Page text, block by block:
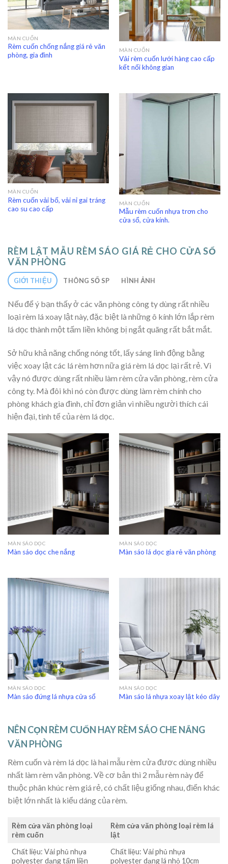
MÀN CUỐN
Rèm cuốn chống nắng giá rẻ văn
phòng, gia đình
MÀN CUỐN
Vải rèm cuốn lưới hàng cao cấp
kết nối không gian
MÀN CUỐN
Rèm cuốn vải bố, vải nỉ gai tráng
cao su cao cấp
MÀN CUỐN
Mẫu rèm cuốn nhựa trơn cho
cửa sổ, cửa kính.
RÈM LẬT MẪU RÈM SÁO GIÁ RẺ CHO CỬA SỔ
VĂN PHÒNG
GIỚI THIỆU THÔNG SỐ SP HÌNH ẢNH
Nếu để ý bạn thấy ở các văn phòng công ty dùng rất nhiều
loại rèm lá xoay lật này, đặc biệt là những ô kính lớn lắp rèm
lá dọc thành một tấm liền không bị ngắt quãng rất bắt mắt.
Sở hữu khả năng chống nóng tốt, lấy sáng linh động bằng
việc xoay lật các lá rèm hơn nữa giá rèm lá dọc lại rất rẻ. Vì
vậy nó được dùng rất nhiều làm rèm cửa văn phòng, rèm cửa
công ty. Mà đôi khi nó còn được dùng làm rèm chính cho
phòng khách gia đình, chỉ đơn giản vì nhiều người thích cái
hiện đại, tinh tế của rèm lá dọc.
MÀN SÁO DỌC
Màn sáo dọc che nắng
MÀN SÁO DỌC
Màn sáo lá dọc gia rẻ văn phòng
MÀN SÁO DỌC
Màn sáo đứng lá nhựa cửa sổ
MÀN SÁO DỌC
Màn sáo lá nhựa xoay lật kéo dây
NÊN CỌN RÈM CUỐN HAY RÈM SÁO CHE NẮNG
VĂN PHÒNG
Rèm cuốn và rèm lá dọc là hai mẫu rèm cửa đươc dùng nhiều
nhất làm rèm văn phòng. Về cơ bản thì 2 mẫu rèm này để
thuộc phân khúc rèm giá rẻ, có chất liệu giống nhau, điển khác
biệt lớn nhất là kiểu dáng của rèm.
Rèm cửa văn phòng loại
rèm cuốn
Rèm cửa văn phòng loại rèm lá
lật
Chất liệu: Vải phủ nhựa
polyester dạng tấm liền
Chất liệu: Vải phủ nhựa
polyester dạng lá nhỏ 10cm